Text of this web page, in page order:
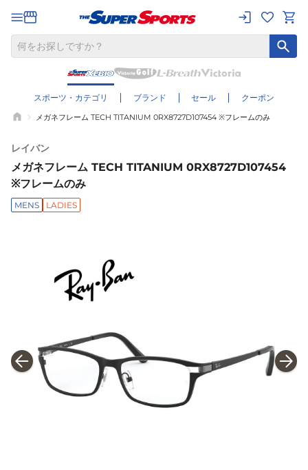
スポーツ・カテゴリ ブランド セール クーポン
メガネフレーム TECH TITANIUM 0RX8727D107454 ※フレームのみ
レイバン
メガネフレーム TECH TITANIUM 0RX8727D107454
※フレームのみ
MENS LADIES